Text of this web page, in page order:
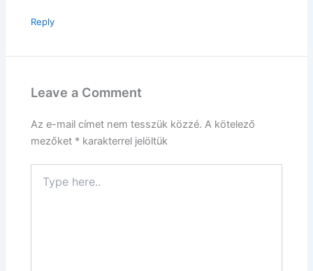
Reply
Leave a Comment
Az e-mail címet nem tesszük közzé. A kötelező
mezőket * karakterrel jelöltük
here..